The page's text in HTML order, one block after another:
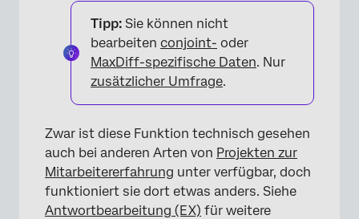
Tipp: Sie können nicht
bearbeiten conjoint- oder
MaxDiff-spezifische Daten. Nur
zusätzlicher Umfrage.
Zwar ist diese Funktion technisch gesehen
auch bei anderen Arten von Projekten zur
Mitarbeitererfahrung unter verfügbar, doch
funktioniert sie dort etwas anders. Siehe
Antwortbearbeitung (EX) für weitere